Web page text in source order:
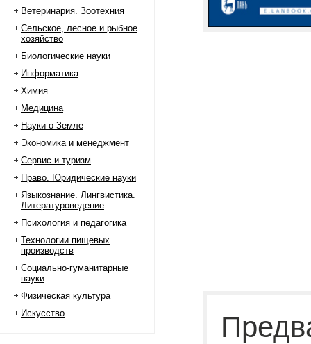
Ветеринария. Зоотехния
Сельское, лесное и рыбное
хозяйство
Биологические науки
Информатика
Химия
Медицина
Науки о Земле
Экономика и менеджмент
Сервис и туризм
Право. Юридические науки
Языкознание. Лингвистика.
Литературоведение
Психология и педагогика
Технологии пищевых
производств
Социально-гуманитарные
науки
Физическая культура
Искусство